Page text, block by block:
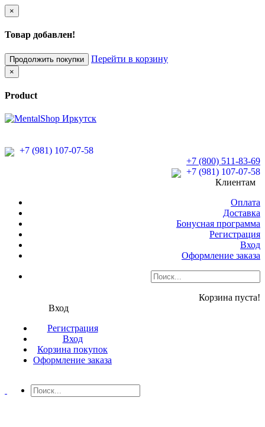
×
Товар добавлен!
Продолжить покупки Перейти в корзину
×
Product
+7 (981) 107-07-58
+7 (800) 511-83-69
+7 (981) 107-07-58
Клиентам
Оплата
Доставка
Бонусная программа
Регистрация
Вход
Оформление заказа
Корзина пуста!
Вход
Регистрация
Вход
Корзина покупок
Оформление заказа